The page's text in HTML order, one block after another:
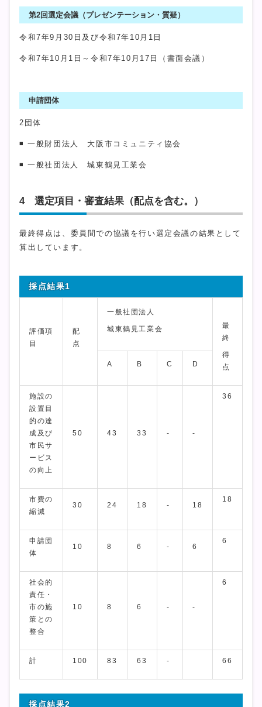
第2回選定会議（プレゼンテーション・質疑）
令和7年9月30日及び令和7年10月1日
令和7年10月1日～令和7年10月17日（書面会議）
申請団体
2団体
◾ 一般財団法人 大阪市コミュニティ協会
◾ 一般社団法人 城東鶴見工業会
4 選定項目・審査結果（配点を含む。）
最終得点は、委員間での協議を行い選定会議の結果として
算出しています。
採点結果1
評価項
目
配
点
一般社団法人
城東鶴見工業会
最
終
得
点
A B C D
施設の
設置目
的の達
成及び
市民サ
ービス
の向上
50 43 33 - -
36
市費の
縮減
30 24 18 - 18
18
申請団
体
10 8 6 - 6
6
社会的
責任・
市の施
策との
整合
10 8 6 - -
6
計 100 83 63 - 66
採点結果2